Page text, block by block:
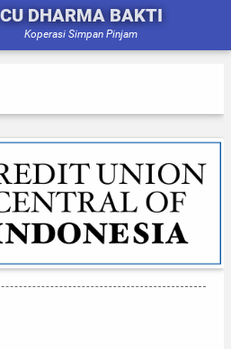
CU DHARMA BAKTI
Koperasi Simpan Pinjam